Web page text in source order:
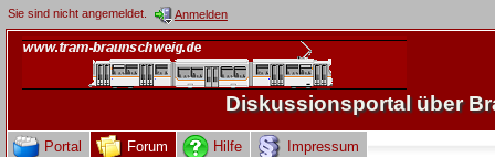
Sie sind nicht angemeldet. Anmelden
Diskussionsportal über
Portal Forum Hilfe Impressum